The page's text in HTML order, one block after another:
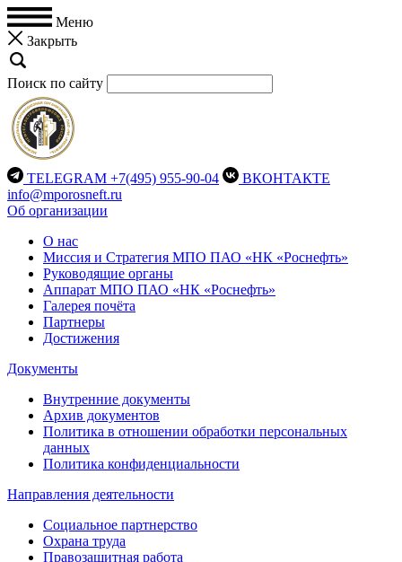
Меню
Закрыть
Поиск по сайту
TELEGRAM +7(495) 955-90-04
ВКОНТАКТЕ
info@mporosneft.ru
Об организации
О нас
Миссия и Стратегия МПО ПАО «НК «Роснефть»
Руководящие органы
Аппарат МПО ПАО «НК «Роснефть»
Галерея почёта
Партнеры
Достижения
Документы
Внутренние документы
Архив документов
Политика в отношении обработки персональных
данных
Политика конфиденциальности
Направления деятельности
Социальное партнерство
Охрана труда
Правозащитная работа